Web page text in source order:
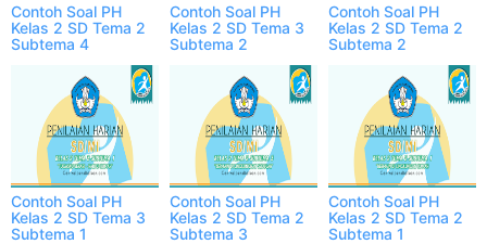
Contoh Soal PH
Kelas 2 SD Tema 2
Subtema 4
Contoh Soal PH
Kelas 2 SD Tema 3
Subtema 2
Contoh Soal PH
Kelas 2 SD Tema 2
Subtema 2
Contoh Soal PH
Kelas 2 SD Tema 3
Subtema 1
Contoh Soal PH
Kelas 2 SD Tema 2
Subtema 3
Contoh Soal PH
Kelas 2 SD Tema 2
Subtema 1